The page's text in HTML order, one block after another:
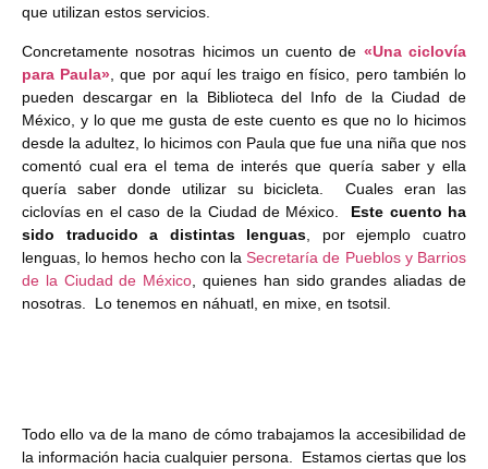
que utilizan estos servicios.
Concretamente nosotras hicimos un cuento de «Una ciclovía
para Paula» , que por aquí les traigo en físico, pero también lo
pueden descargar en la Biblioteca del Info de la Ciudad de
México, y lo que me gusta de este cuento es que no lo hicimos
desde la adultez, lo hicimos con Paula que fue una niña que nos
comentó cual era el tema de interés que quería saber y ella
quería saber donde utilizar su bicicleta. Cuales eran las
ciclovías en el caso de la Ciudad de México. Este cuento ha
sido traducido a distintas lenguas , por ejemplo cuatro
lenguas, lo hemos hecho con laSecretaría de Pueblos y Barrios
de la Ciudad de México , quienes han sido grandes aliadas de
nosotras. Lo tenemos en náhuatl, en mixe, en tsotsil.
Todo ello va de la mano de cómo trabajamos la accesibilidad de
la información hacia cualquier persona. Estamos ciertas que los